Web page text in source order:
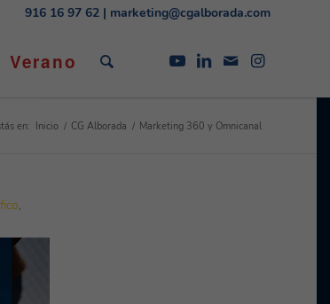
916 16 97 62 | marketing@cgalborada.com
Verano
en: Inicio / CG Alborada / Marketing 360 y Omnicanal
,